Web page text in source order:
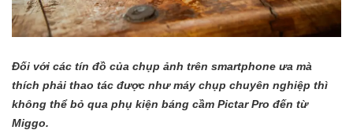
Đối với các tín đồ của chụp ảnh trên smartphone ưa mà
thích phải thao tác được như máy chụp chuyên nghiệp thì
không thể bỏ qua phụ kiện báng cầm Pictar Pro đến từ
Miggo.